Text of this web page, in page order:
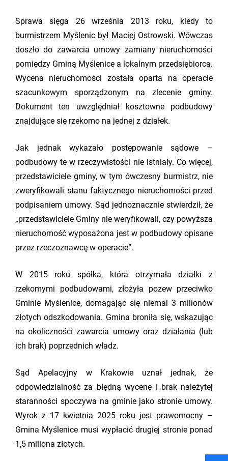
Sprawa sięga 26 września 2013 roku, kiedy to
burmistrzem Myślenic był Maciej Ostrowski. Wówczas
doszło do zawarcia umowy zamiany nieruchomości
pomiędzy Gminą Myślenice a lokalnym przedsiębiorcą.
Wycena nieruchomości została oparta na operacie
szacunkowym sporządzonym na zlecenie gminy.
Dokument ten uwzględniał kosztowne podbudowy
znajdujące się rzekomo na jednej z działek.
Jak jednak wykazało postępowanie sądowe –
podbudowy te w rzeczywistości nie istniały. Co więcej,
przedstawiciele gminy, w tym ówczesny burmistrz, nie
zweryfikowali stanu faktycznego nieruchomości przed
podpisaniem umowy. Sąd jednoznacznie stwierdził, że
„przedstawiciele Gminy nie weryfikowali, czy powyższa
nieruchomość wyposażona jest w podbudowy opisane
przez rzeczoznawcę w operacie”.
W 2015 roku spółka, która otrzymała działki z
rzekomymi podbudowami, złożyła pozew przeciwko
Gminie Myślenice, domagając się niemal 3 milionów
złotych odszkodowania. Gmina broniła się, wskazując
na okoliczności zawarcia umowy oraz działania (lub
ich brak) poprzednich władz.
Sąd Apelacyjny w Krakowie uznał jednak, że
odpowiedzialność za błędną wycenę i brak należytej
staranności spoczywa na gminie jako stronie umowy.
Wyrok z 17 kwietnia 2025 roku jest prawomocny –
Gmina Myślenice musi wypłacić drugiej stronie ponad
1,5 miliona złotych.